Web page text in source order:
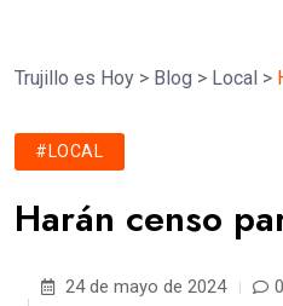
Trujillo es Hoy > Blog > Local >
#LOCAL
Harán censo
24 de mayo de 2024 0